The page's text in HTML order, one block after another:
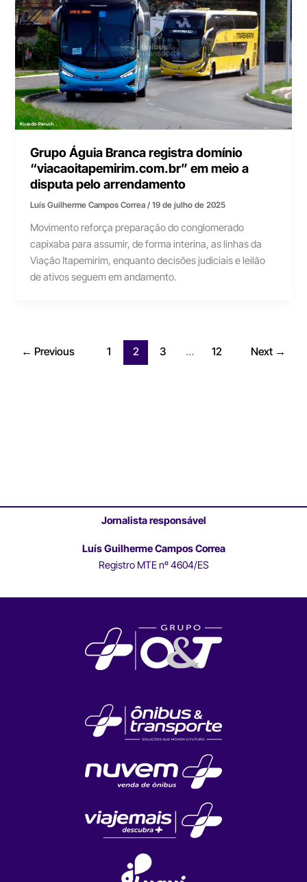
Grupo Águia Branca registra domínio
“viacaoitapemirim.com.br” em meio a
disputa pelo arrendamento
Luís Guilherme Campos Correa/19 de julho de 2025
Movimento reforça preparação do conglomerado
capixaba para assumir, de forma interina, as linhas da
Viação Itapemirim, enquanto decisões judiciais e leilão
de ativos seguem em andamento.
← Previous 1 2 3 … 12 Next →
Jornalista responsável
Luís Guilherme Campos Correa
Registro MTE nº 4604/ES